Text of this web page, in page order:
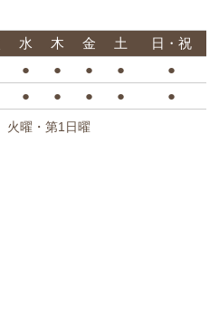
水 木 金 土
日・祝
● ● ● ●
●
● ● ● ● ●
火曜・第1日曜